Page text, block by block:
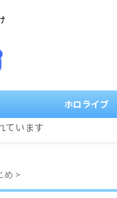
ホロライブ
ています
め >